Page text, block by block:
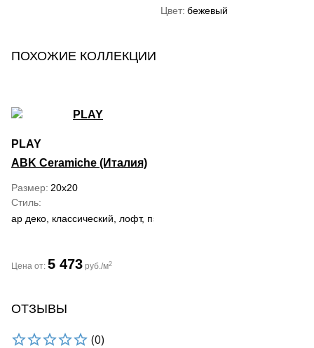
Цвет бежевый
ПОХОЖИЕ КОЛЛЕКЦИИ
PLAY
ABK Ceramiche (Италия)
Размер 20x20
Стиль
ар деко, классический, лофт, пэчворк, ретро, романтизм,
Цена от: 5 473 руб./м2
ОТЗЫВЫ
(0)